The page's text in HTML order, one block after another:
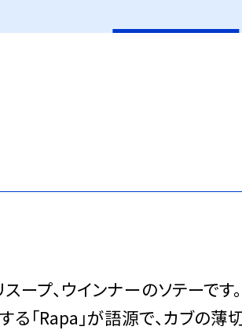
ープ、ウインナーのソテーです
「Rapa」が語源で、カブの薄